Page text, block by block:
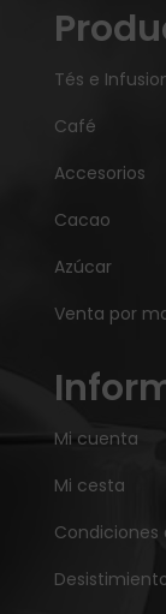
Tés e
Café
Accesorios
Cacao
Azúcar
Venta por
Mi cuenta
Mi cesta